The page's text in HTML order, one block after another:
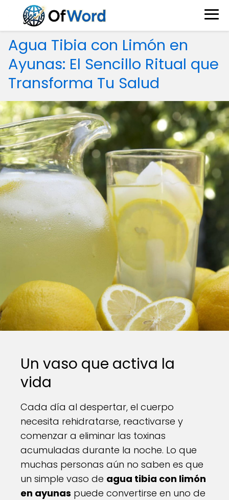
Agua Tibia con Limón en
Ayunas: El Sencillo Ritual que
Transforma Tu Salud
Un vaso que activa la
vida
Cada día al despertar, el cuerpo
necesita rehidratarse, reactivarse y
comenzar a eliminar las toxinas
acumuladas durante la noche. Lo que
muchas personas aún no saben es que
un simple vaso de agua tibia con limón
en ayunas puede convertirse en uno de